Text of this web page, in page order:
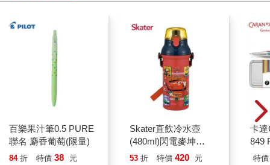
逐漸釐清內心真正的渴望。
★你可以做的練習：
從現在開始，無論是對朋友、對上司，或者對內心深處的自己，
誠實地記錄下想說的話。即使只是一句「我不知道要說什麼」，
也是一種珍貴的覺察。這樣的練習，不是為了馬上得到答案，而
是讓自己習慣傾聽內在的聲音，並慢慢建立起自信與清晰。
3. 語言表達肌力：每天錄一句話給自己聽
除了書寫，聲音也是一種重要的自我連結方式。許多人在說話時
經常會卡住，或者無法將自己的想法清楚表達，不是因為思緒不
百樂果汁筆0.5 PURE
聯名 麝香葡萄(限量)
84 折 特價 38 元
Skater直飲冷水壺
(480ml)閃電麥坤
Hometown
53 折 特價 420 元
卡
849
筆
特價